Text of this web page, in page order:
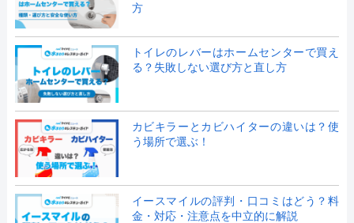
方
トイレのレバーはホームセンターで買え
る？失敗しない選び方と直し方
カビキラーとカビハイターの違いは？使
う場所で選ぶ！
イースマイルの評判・口コミはどう？料
金・対応・注意点を中立的に解説